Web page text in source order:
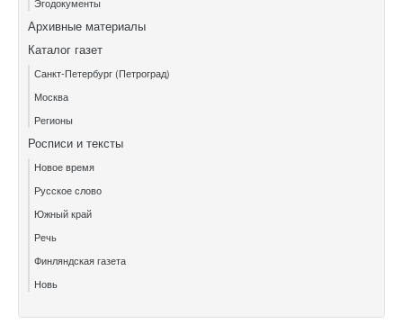
Архивные материалы
Каталог газет
Санкт-Петербург (Петроград)
Москва
Регионы
Росписи и тексты
Новое время
Русское слово
Южный край
Речь
Финляндская газета
Новь